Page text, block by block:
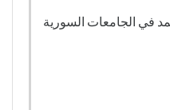
في الجامعات السورية